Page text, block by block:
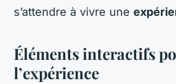
s’attendre à vivre une
Éléments interactifs
l’expérience